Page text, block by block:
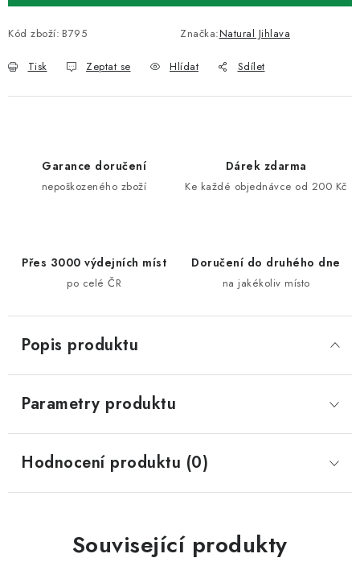
Kód zboží: B795 Značka:Natural Jihlava
Tisk Zeptat se Hlídat Sdílet
Garance doručení
nepoškozeného zboží
Dárek zdarma
Ke každé objednávce od 200 Kč
Přes 3000 výdejních míst
po celé ČR
Doručení do druhého dne
na jakékoliv místo
Popis produktu
Parametry produktu
Hodnocení produktu (0)
Související produkty